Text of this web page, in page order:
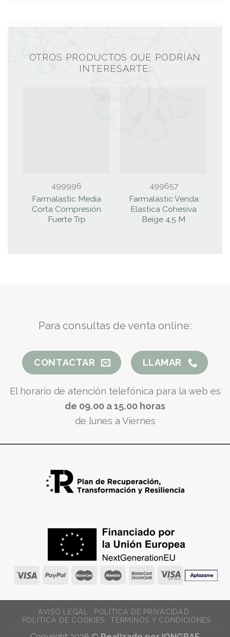
OTROS PRODUCTOS QUE PODRÍAN
INTERESARTE:
499996
Farmalastic Media
Corta Compresión
Fuerte Trp
499657
Farmalastic Venda
Elastica Cohesiva
Beige 4,5 M
Para consultas de venta online:
CONTACTAR LLAMAR
El horario de atención telefónica para la web es
de 09.00 a 15.00 horas
de lunes a Viernes
AVISO LEGAL
POLÍTICA DE PRIVACIDAD
POLÍTICA DE COOKIES
TÉRMINOS Y CONDICIONES